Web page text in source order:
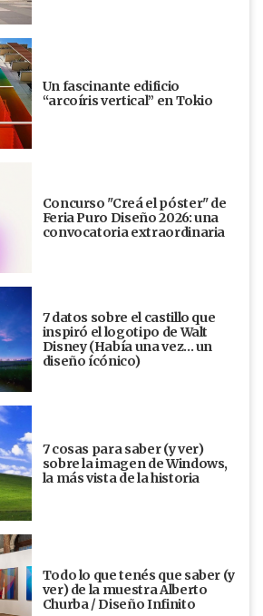
Un fascinante edificio
“arcoíris vertical” en Tokio
Concurso "Creá el póster" de
Feria Puro Diseño 2026: una
convocatoria extraordinaria
7 datos sobre el castillo que
inspiró el logotipo de Walt
Disney (Había una vez... un
diseño ícónico)
7 cosas para saber (y ver)
sobre la imagen de Windows,
la más vista de la historia
Todo lo que tenés que saber (y
ver) de la muestra Alberto
Churba / Diseño Infinito